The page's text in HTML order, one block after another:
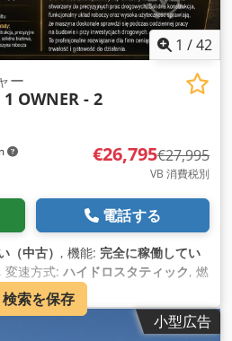
1 /42
ー
OWNER - 2
€26,795€27,995
VB 消費税別
電話する
（中古） , 機能: 完全に稼働してい
, 変速方式: ハイドロスタティック, 燃
黄色, 総重量:
7,300 kg（キログラ
ログラム） , 運転質量:8,200
, 稼働時間:5,580 h,
小型広告
検索を保存